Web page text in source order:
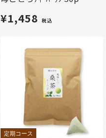
¥1,458 税込
定期コース